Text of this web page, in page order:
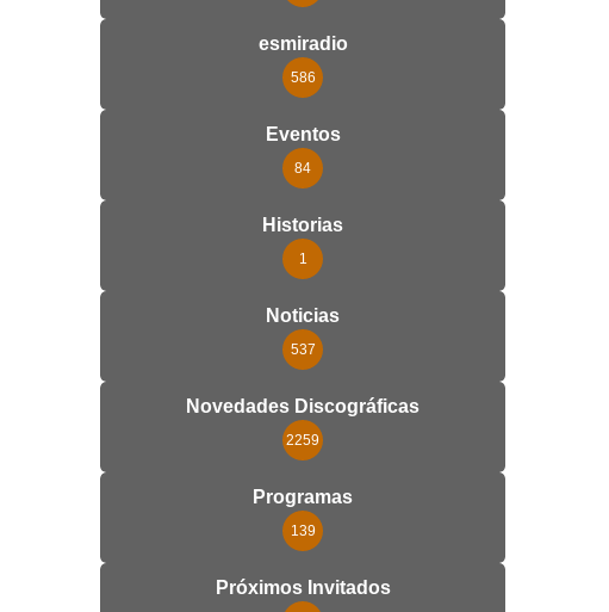
esmiradio
586
Eventos
84
Historias
1
Noticias
537
Novedades Discográficas
2259
Programas
139
Próximos Invitados